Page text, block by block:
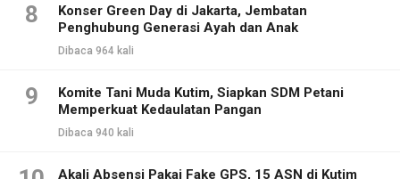
8
Konser Green Day di Jakarta, Jembatan
Penghubung Generasi Ayah dan Anak
Dibaca 964 kali
9
Komite Tani Muda Kutim, Siapkan SDM Petani
Memperkuat Kedaulatan Pangan
Dibaca 940 kali
Akali Absensi Pakai Fake GPS, 15 ASN di Kutim